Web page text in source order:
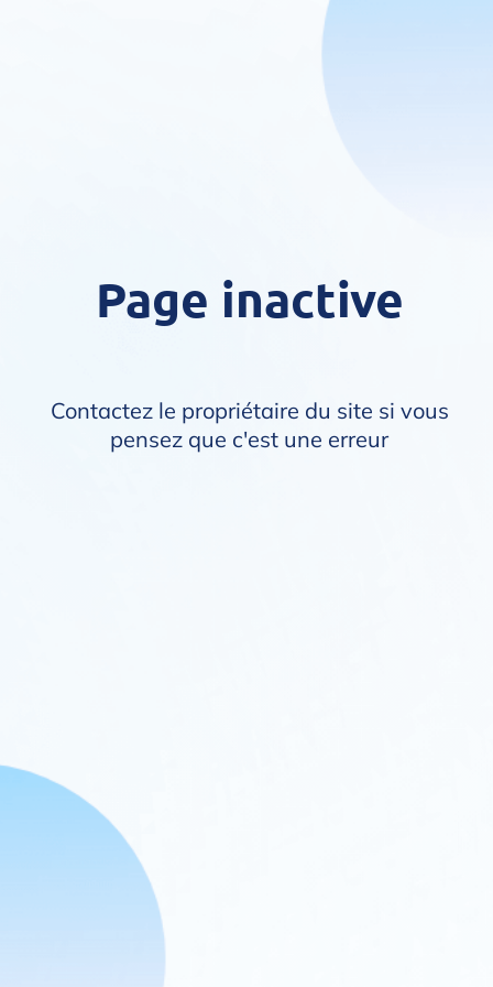
Page inactive
Contactez le propriétaire du site si vous
pensez que c'est une erreur